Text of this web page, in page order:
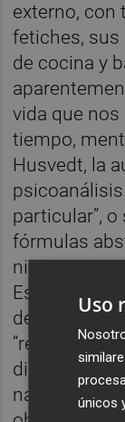
externo, con
fetiches,
de cocina y
vida que
tiempo,
Husvedt, la
particular”, o
fórmulas
ni viven. Lo
Es el
del detalle,
“repetitiva,
nadie podría
Uso
únicos